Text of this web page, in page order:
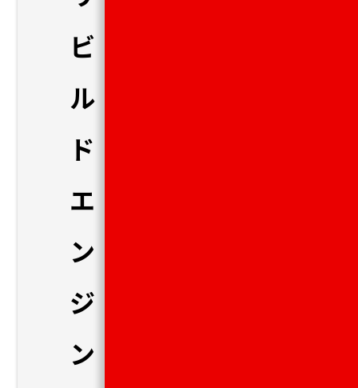
ビ
ル
ド
エ
ン
ジ
ン